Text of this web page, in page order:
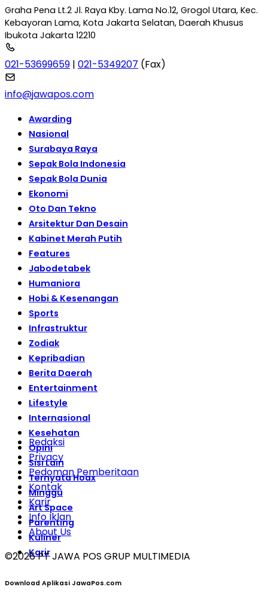
Graha Pena Lt.2 Jl. Raya Kby. Lama No.12, Grogol Utara, Kec.
Kebayoran Lama, Kota Jakarta Selatan, Daerah Khusus
Ibukota Jakarta 12210
021-53699659 | 021-5349207 (Fax)
info@jawapos.com
Awarding
Nasional
Surabaya Raya
Sepak Bola Indonesia
Sepak Bola Dunia
Ekonomi
Oto Dan Tekno
Arsitektur Dan Desain
Kabinet Merah Putih
Features
Jabodetabek
Humaniora
Hobi & Kesenangan
Sports
Infrastruktur
Zodiak
Kepribadian
Berita Daerah
Entertainment
Lifestyle
Internasional
Kesehatan
Opini
Sisi Lain
Ternyata Hoax
Minggu
Art Space
Parenting
Kuliner
Karir
Redaksi
Privacy
Pedoman Pemberitaan
Kontak
Karir
Info Iklan
About Us
©2026PT JAWA POS GRUP MULTIMEDIA
Download Aplikasi JawaPos.com